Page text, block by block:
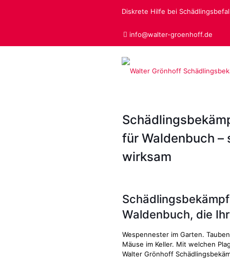
Diskrete Hilfe bei
info@walter-groenhoff.de
für Waldenbuch –
wirksam
Waldenbuch, die
Wespennester im Garten.
Mäuse im Keller. Mit welchen
Walter Grönhoff